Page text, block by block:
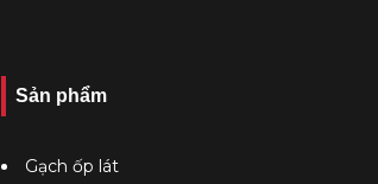
Sản phẩm
Gạch ốp lát